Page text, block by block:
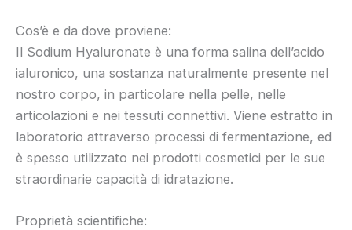
Cos’è e da dove proviene:
Il Sodium Hyaluronate è una forma salina dell’acido
ialuronico, una sostanza naturalmente presente nel
nostro corpo, in particolare nella pelle, nelle
articolazioni e nei tessuti connettivi. Viene estratto in
laboratorio attraverso processi di fermentazione, ed
è spesso utilizzato nei prodotti cosmetici per le sue
straordinarie capacità di idratazione.
Proprietà scientifiche: